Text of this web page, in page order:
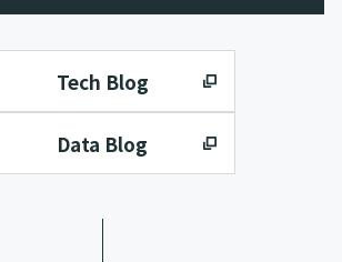
Tech Blog
Data Blog